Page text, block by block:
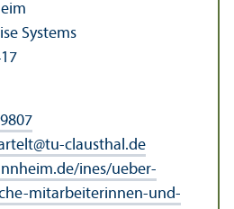
Systems
@tu-clausthal.de
ines/ueber-
mitarbeiterinnen-und-